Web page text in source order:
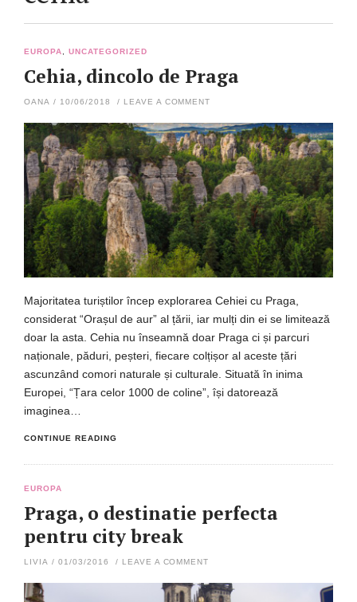
EUROPA UNCATEGORIZED
Cehia, dincolo de Praga
OANA / 10/06/2018 / LEAVE A COMMENT
Majoritatea turiștilor încep explorarea Cehiei cu Praga,
considerat “Orașul de aur” al țării, iar mulți din ei se limitează
doar la asta. Cehia nu înseamnă doar Praga ci și parcuri
naționale, păduri, peșteri, fiecare colțișor al aceste țări
ascunzând comori naturale și culturale. Situată în inima
Europei, “Țara celor 1000 de coline”, își datorează
imaginea…
CONTINUE READING
EUROPA
Praga, o destinatie perfecta
pentru city break
LIVIA / 01/03/2016 / LEAVE A COMMENT